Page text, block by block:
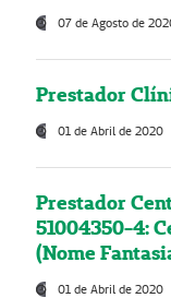
07 de Agosto de
Prestador
01 de Abril de 2020
Prestador
51004350-4:
(Nome
01 de Abril de 2020